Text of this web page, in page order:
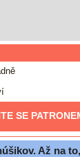
SE
Až na